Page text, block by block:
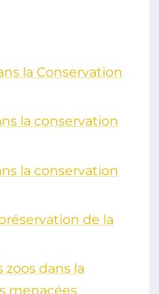
la Conservation
la conservation
la conservation
de la
zoos dans la
menacées